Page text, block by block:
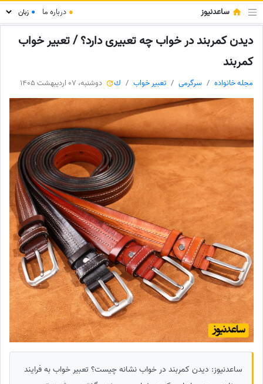
ساعدنیوز ● درباره ما ●
دیدن کمربند در خواب چه تعبیری دارد؟ / تعبیر خواب
کمربند
مجله خانواده سرگرمی تعبیر خواب ك دوشنبه، 07 اردیبهشت 1405
ساعدنیوز: دیدن کمربند در خواب نشانه چیست؟ تعبیر خواب به فرایند